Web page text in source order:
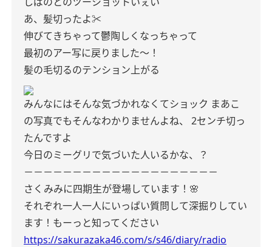
あ、髪切ったよ✂︎
伸びてきちゃって鬱陶しくなっちゃって
最初のアー写に戻りました〜！
髪の毛切るのテンション上がる
みんなにはそんな気づかれなくてショック まあこ
の写真でもそんなわかりませんよね、
2センチ切っ
たんですよ
今日のミーグリで気づいた人いるかな、？
－－－－－－－－－－－－－－－－－－－－
さくみみに四期生が登場しています！🌸
それぞれ一人一人にいっぱい質問して深掘りしてい
ます！もーっと知ってください
https://sakurazaka46.com/s/s46/diary/radio